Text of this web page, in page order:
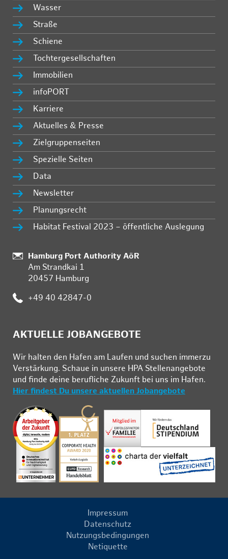
Wasser
Straße
Schiene
Tochtergesellschaften
Immobilien
infoPORT
Karriere
Aktuelles & Presse
Zielgruppenseiten
Spezielle Seiten
Data
Newsletter
Planungsrecht
Habitat Festival 2023 – öffentliche Auslegung
Standort:
Hamburg Port Authority AöR
Am Strandkai 1
20457 Hamburg
Telefon:
+49 40 42847-0
AKTUELLE JOBANGEBOTE
Wir hal­ten den Ha­fen am Lau­fen und su­chen im­mer­zu
Ver­stär­kung. Schau­e in un­se­re HPA Stel­len­an­ge­bo­te
und fin­de deine be­ruf­li­che Zu­kunft bei uns im Ha­fen.
Hier findest Du unsere aktuellen Jobangebote
Impressum
Datenschutz
Nutzungsbedingungen
Netiquette